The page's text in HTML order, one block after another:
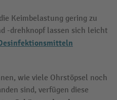
Keimbelastung gering zu
-drehknopf lassen sich leicht
wie viele Ohrstöpsel noch
sind, verfügen diese